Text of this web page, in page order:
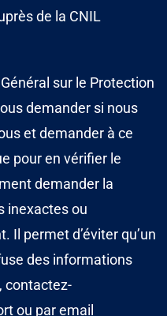
de la CNIL
sur le Protection
demander si nous
et demander à ce
pour en vérifier le
demander la
inexactes ou
Il permet d’éviter qu’un
des informations
contactez-
ou par email